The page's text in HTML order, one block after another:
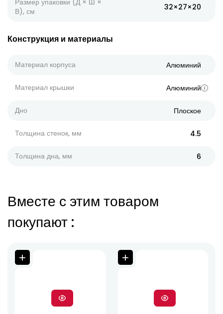
Размер упаковки (Д × Ш ×
В), см
32×27×20
Конструкция и материалы
Материал корпуса Алюминий
Материал крышки Алюминий
Дно Плоское
Толщина стенок, мм 4.5
Толщина дна, мм 6
Вместе с этим товаром
покупают: